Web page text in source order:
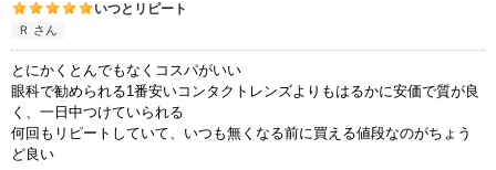
いつとリピート
Ｒ さん
とにかくとんでもなくコスパがいい
眼科で勧められる1番安いコンタクトレンズよりもはるかに安価で質が良
く、一日中つけていられる
何回もリピートしていて、いつも無くなる前に買える値段なのがちょう
ど良い